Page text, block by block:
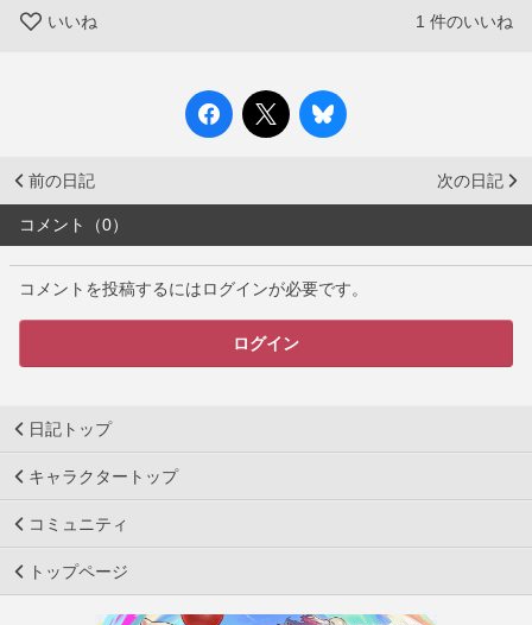
いいね 1 件のいいね
前の日記 次の日記
コメント（0）
コメントを投稿するにはログインが必要です。
ログイン
日記トップ
キャラクタートップ
コミュニティ
トップページ